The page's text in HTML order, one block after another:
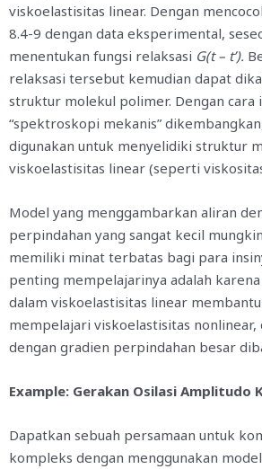
viskoelastisitas linear. Dengan
8.4-9 dengan data eksperimental,
menentukan fungsi relaksasi G(t – t’).
relaksasi tersebut kemudian dapat
struktur molekul polimer. Dengan cara
“spektroskopi mekanis”
digunakan untuk menyelidiki struktur
viskoelastisitas linear (seperti
Model yang menggambarkan aliran
perpindahan yang sangat kecil
memiliki minat terbatas bagi para
penting mempelajarinya adalah
dalam viskoelastisitas linear
mempelajari viskoelastisitas nonlinear,
dengan gradien perpindahan besar
Example: Gerakan Osilasi Amplitudo
Dapatkan sebuah persamaan untuk
kompleks dengan menggunakan